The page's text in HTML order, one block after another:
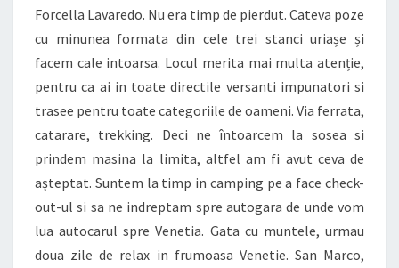
Forcella Lavaredo. Nu era timp de pierdut. Cateva poze
cu minunea formata din cele trei stanci uriașe și
facem cale intoarsa. Locul merita mai multa atenție,
pentru ca ai in toate directile versanti impunatori si
trasee pentru toate categoriile de oameni. Via ferrata,
catarare, trekking. Deci ne întoarcem la sosea si
prindem masina la limita, altfel am fi avut ceva de
așteptat. Suntem la timp in camping pe a face check-
out-ul si sa ne indreptam spre autogara de unde vom
lua autocarul spre Venetia. Gata cu muntele, urmau
doua zile de relax in frumoasa Venetie. San Marco,